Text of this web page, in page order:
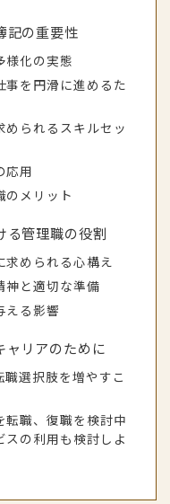
記の重要性
様化の実態
事を円滑に進めるた
られるスキルセッ
応用
のメリット
る管理職の役割
求められる心構え
神と適切な準備
える影響
ャリアのために
選択肢を増やすこ
転職、復職を検討中
スの利用も検討しよ